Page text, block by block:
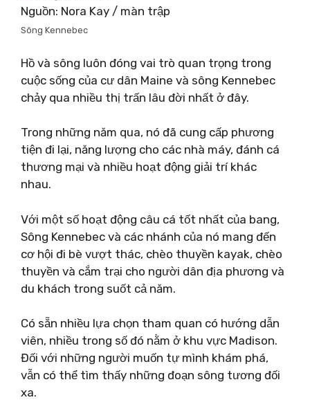
Nguồn: Nora Kay / màn trập
Sông Kennebec
Hồ và sông luôn đóng vai trò quan trọng trong
cuộc sống của cư dân Maine và sông Kennebec
chảy qua nhiều thị trấn lâu đời nhất ở đây.
Trong những năm qua, nó đã cung cấp phương
tiện đi lại, năng lượng cho các nhà máy, đánh cá
thương mại và nhiều hoạt động giải trí khác
nhau.
Với một số hoạt động câu cá tốt nhất của bang,
Sông Kennebec và các nhánh của nó mang đến
cơ hội đi bè vượt thác, chèo thuyền kayak, chèo
thuyền và cắm trại cho người dân địa phương và
du khách trong suốt cả năm.
Có sẵn nhiều lựa chọn tham quan có hướng dẫn
viên, nhiều trong số đó nằm ở khu vực Madison.
Đối với những người muốn tự mình khám phá,
vẫn có thể tìm thấy những đoạn sông tương đối
xa.